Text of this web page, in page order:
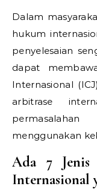
Dalam
hukum
penyelesaian
dapat
Internasional
arbitrase
menggunakan
Ada 7 Jenis
Internasional